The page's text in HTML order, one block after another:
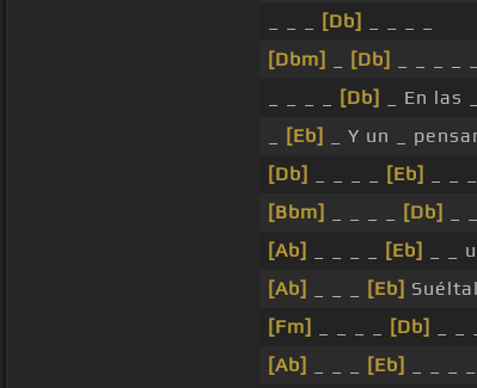
[Db]
[Dbm]
[Db]
[Db]
_ En las
[Eb] _ Y un _
[Db]
[Eb]
[Bbm]
[Db]
[Ab]
[Eb] _ _
[Ab]
[Eb]
[Fm]
[Db]
[Ab]
[Eb]